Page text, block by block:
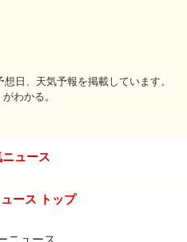
日、天気予報を掲載しています。
わかる。
ュース
ース トップ
ニュース